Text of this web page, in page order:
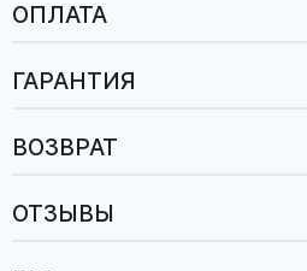
ОПЛАТА
ГАРАНТИЯ
ВОЗВРАТ
ОТЗЫВЫ